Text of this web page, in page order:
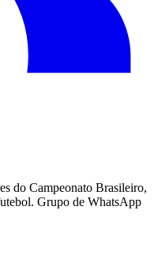
do Campeonato Brasileiro,
Grupo de WhatsApp